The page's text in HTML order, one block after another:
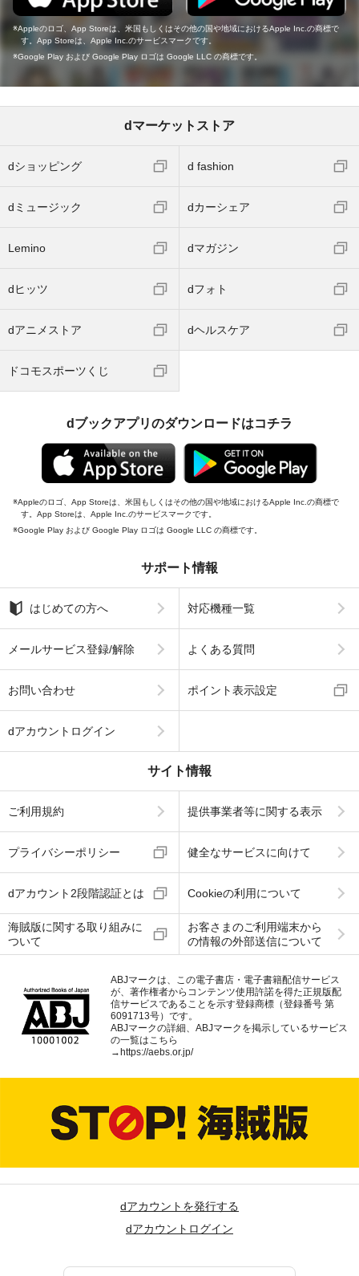
Appleのロゴ、App Storeは、米国もしくはその他の国や地域におけるApple Inc.の商標で
す。App Storeは、Apple Inc.のサービスマークです。
Google Play および Google Play ロゴは Google LLC の商標です。
dマーケットストア
dショッピング d fashion
dミュージック dカーシェア
Lemino dマガジン
dヒッツ dフォト
dアニメストア dヘルスケア
ドコモスポーツくじ
dブックアプリのダウンロードはコチラ
Appleのロゴ、App Storeは、米国もしくはその他の国や地域におけるApple Inc.の商標で
す。App Storeは、Apple Inc.のサービスマークです。
Google Play および Google Play ロゴは Google LLC の商標です。
サポート情報
はじめての方へ 対応機種一覧
メールサービス登録/解除 よくある質問
お問い合わせ ポイント表示設定
dアカウントログイン
サイト情報
ご利用規約 提供事業者等に関する表示
プライバシーポリシー 健全なサービスに向けて
dアカウント2段階認証とは Cookieの利用について
海賊版に関する取り組みに
ついて
お客さまのご利用端末から
の情報の外部送信について
ABJマークは、この電子書店・電子書籍配信サービス
が、著作権者からコンテンツ使用許諾を得た正規版配
信サービスであることを示す登録商標（登録番号 第
6091713号）です。
ABJマークの詳細、ABJマークを掲示しているサービス
の一覧はこちら
→https://aebs.or.jp/
dアカウントを発行する
dアカウントログイン